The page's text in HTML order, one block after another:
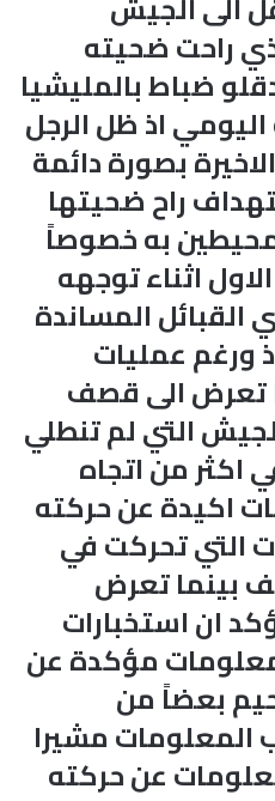
راحت ضحيته
ضباط بالمليشيا
اليومي اذ ظل الرجل
بصورة دائمة
راح ضحيتها
به خصوصاً
اثناء توجهه
القبائل المساندة
ورغم عمليات
تعرض الى قصف
التي لم تنطلي
اكثر من اتجاه
اكيدة عن حركته
التي تحركت في
بينما تعرض
ان استخبارات
مؤكدة عن
بعضاً من
المعلومات مشيرا
عن حركته